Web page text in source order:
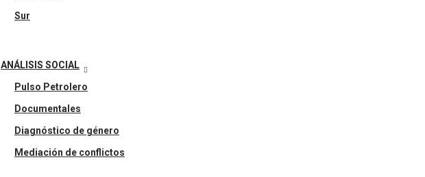
Sur
ANÁLISIS SOCIAL
Pulso Petrolero
Documentales
Diagnóstico de género
Mediación de conflictos